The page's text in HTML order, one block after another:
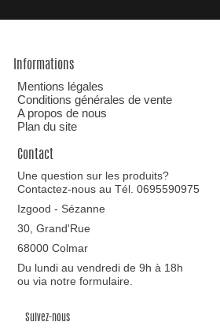
Informations
Mentions légales
Conditions générales de vente
A propos de nous
Plan du site
Contact
Une question sur les produits?
Contactez-nous au Tél. 0695590975
Izgood - Sézanne
30, Grand'Rue
68000 Colmar
Du lundi au vendredi de 9h à 18h
ou via notreformulaire
Suivez-nous